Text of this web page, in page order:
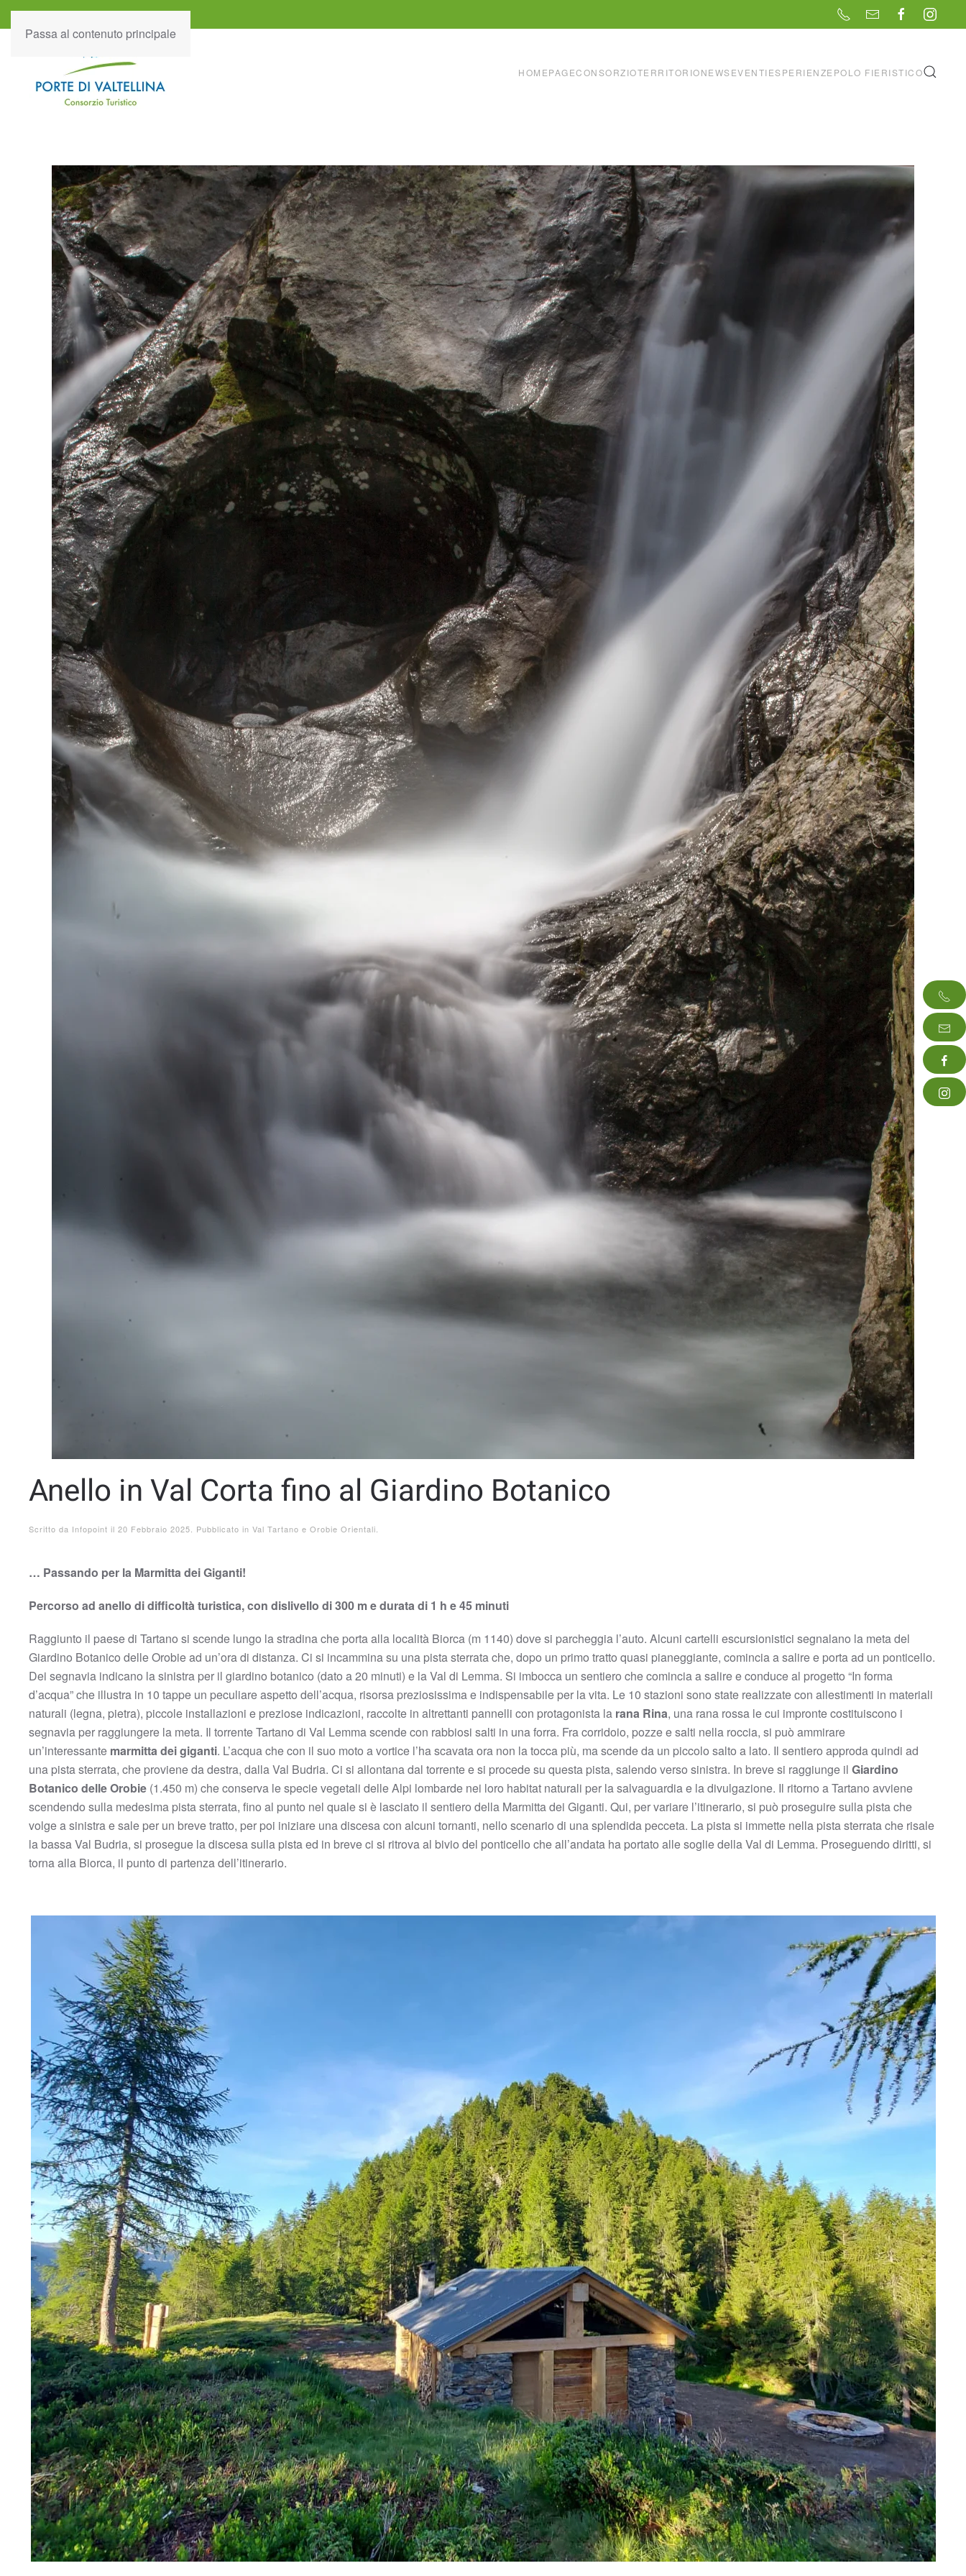
Passa al contenuto principale
HOMEPAGECONSORZIOTERRITORIONEWSEVENTIESPERIENZE POLO FIERISTICO
Anello in Val Corta fino al Giardino Botanico
Scritto da Infopoint il 20 Febbraio 2025 . Pubblicato in Val Tartano e Orobie Orientali
… Passando per la Marmitta dei Giganti!
Percorso ad anello di difficoltà turistica, con dislivello di 300 m e durata di 1 h e 45 minuti
Raggiunto il paese di Tartano si scende lungo la stradina che porta alla località Biorca (m 1140) dove si parcheggia l’auto. Alcuni cartelli escursionistici segnalano la meta del
Giardino Botanico delle Orobie ad un’ora di distanza. Ci si incammina su una pista sterrata che, dopo un primo tratto quasi pianeggiante, comincia a salire e porta ad un ponticello.
Dei segnavia indicano la sinistra per il giardino botanico (dato a 20 minuti) e la Val di Lemma. Si imbocca un sentiero che comincia a salire e conduce al progetto “In forma
d’acqua” che illustra in 10 tappe un peculiare aspetto dell’acqua, risorsa preziosissima e indispensabile per la vita. Le 10 stazioni sono state realizzate con allestimenti in materiali
naturali (legna, pietra), piccole installazioni e preziose indicazioni, raccolte in altrettanti pannelli con protagonista la rana Rina, una rana rossa le cui impronte costituiscono i
segnavia per raggiungere la meta. Il torrente Tartano di Val Lemma scende con rabbiosi salti in una forra. Fra corridoio, pozze e salti nella roccia, si può ammirare
un’interessante marmitta dei giganti. L’acqua che con il suo moto a vortice l’ha scavata ora non la tocca più, ma scende da un piccolo salto a lato. Il sentiero approda quindi ad
una pista sterrata, che proviene da destra, dalla Val Budria. Ci si allontana dal torrente e si procede su questa pista, salendo verso sinistra. In breve si raggiunge il Giardino
Botanico delle Orobie (1.450 m) che conserva le specie vegetali delle Alpi lombarde nei loro habitat naturali per la salvaguardia e la divulgazione. Il ritorno a Tartano avviene
scendendo sulla medesima pista sterrata, fino al punto nel quale si è lasciato il sentiero della Marmitta dei Giganti. Qui, per variare l’itinerario, si può proseguire sulla pista che
volge a sinistra e sale per un breve tratto, per poi iniziare una discesa con alcuni tornanti, nello scenario di una splendida pecceta. La pista si immette nella pista sterrata che risale
la bassa Val Budria, si prosegue la discesa sulla pista ed in breve ci si ritrova al bivio del ponticello che all’andata ha portato alle soglie della Val di Lemma. Proseguendo diritti, si
torna alla Biorca, il punto di partenza dell’itinerario.